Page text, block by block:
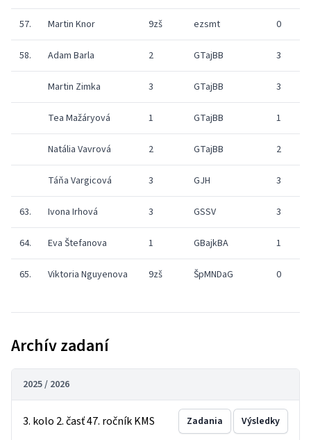
57. Martin Knor 9zš ezsmt 0
58. Adam Barla 2 GTajBB 3
Martin Zimka 3 GTajBB 3
Tea Mažáryová 1 GTajBB 1
Natália Vavrová 2 GTajBB 2
Táňa Vargicová 3 GJH 3
63. Ivona Irhová 3 GSSV 3
64. Eva Štefanova 1 GBajkBA 1
65. Viktoria Nguyenova 9zš ŠpMNDaG 0
Archív zadaní
2025 / 2026
3. kolo 2. časť 47. ročník KMS Zadania Výsledky